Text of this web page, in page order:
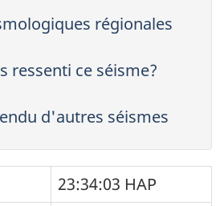
régionales
ressenti ce séisme?
d'autres séismes
23:34:03 HAP